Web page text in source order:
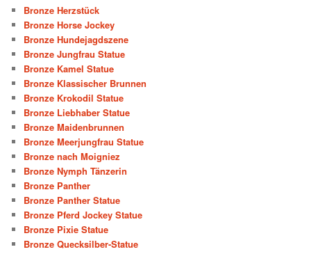
Bronze Herzstück
Bronze Horse Jockey
Bronze Hundejagdszene
Bronze Jungfrau Statue
Bronze Kamel Statue
Bronze Klassischer Brunnen
Bronze Krokodil Statue
Bronze Liebhaber Statue
Bronze Maidenbrunnen
Bronze Meerjungfrau Statue
Bronze nach Moigniez
Bronze Nymph Tänzerin
Bronze Panther
Bronze Panther Statue
Bronze Pferd Jockey Statue
Bronze Pixie Statue
Bronze Quecksilber-Statue